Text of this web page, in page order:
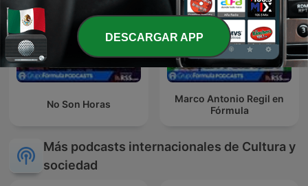
No Son Horas
Marco Antonio Regil en
Fórmula
Más podcasts internacionales de Cultura y
sociedad
DESCARGAR APP